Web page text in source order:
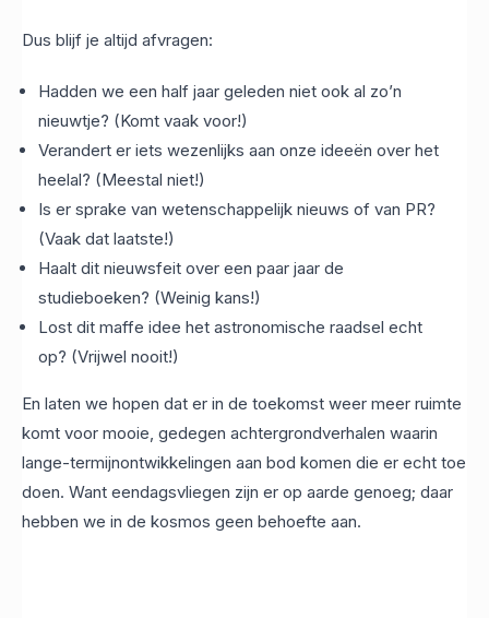
Dus blijf je altijd afvragen:
Hadden we een half jaar geleden niet ook al zo’n
nieuwtje? (Komt vaak voor!)
Verandert er iets wezenlijks aan onze ideeën over het
heelal? (Meestal niet!)
Is er sprake van wetenschappelijk nieuws of van PR?
(Vaak dat laatste!)
Haalt dit nieuwsfeit over een paar jaar de
studieboeken? (Weinig kans!)
Lost dit maffe idee het astronomische raadsel echt
op? (Vrijwel nooit!)
En laten we hopen dat er in de toekomst weer meer ruimte
komt voor mooie, gedegen achtergrondverhalen waarin
lange-termijnontwikkelingen aan bod komen die er echt toe
doen. Want eendagsvliegen zijn er op aarde genoeg; daar
hebben we in de kosmos geen behoefte aan.